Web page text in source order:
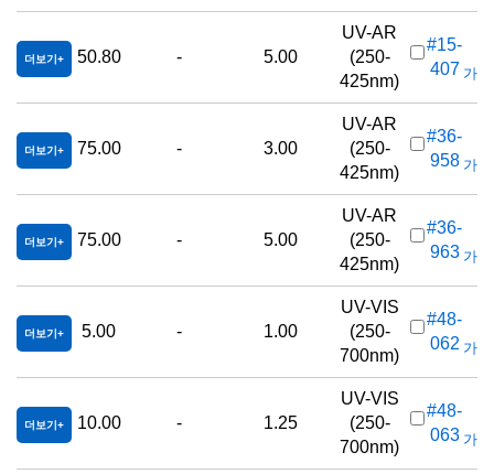
더보기 50.80 - 5.00
UV-AR
(250-
425nm)
#15-
407 가
더보기 75.00 - 3.00
UV-AR
(250-
425nm)
#36-
958 가
더보기 75.00 - 5.00
UV-AR
(250-
425nm)
#36-
963 가
더보기 5.00 - 1.00
UV-VIS
(250-
700nm)
#48-
062 가
더보기 10.00 - 1.25
UV-VIS
(250-
700nm)
#48-
063 가